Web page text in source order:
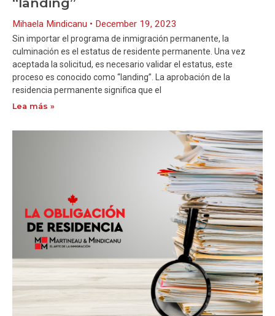
Mihaela Mindicanu December 19, 2023
Sin importar el programa de inmigración permanente, la
culminación es el estatus de residente permanente. Una vez
aceptada la solicitud, es necesario validar el estatus, este
proceso es conocido como “landing”. La aprobación de la
residencia permanente significa que el
Lea más »